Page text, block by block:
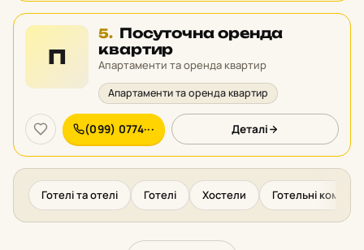
П
5. Місце
5
у
рейтингу:
Посуточна оренда
квартир
Апартаменти та оренда квартир
Апартаменти та оренда квартир
(099) 0774··· Деталі
Готелі та отелі Готелі Хостели Готельні